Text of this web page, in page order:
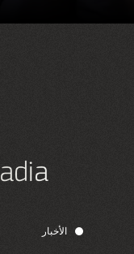
الأخبار